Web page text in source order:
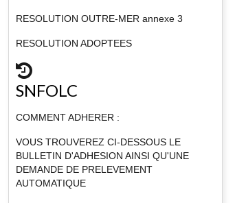
RESOLUTION OUTRE-MER annexe 3
RESOLUTION ADOPTEES
SNFOLC
COMMENT ADHERER :
VOUS TROUVEREZ CI-DESSOUS LE
BULLETIN D'ADHESION AINSI QU'UNE
DEMANDE DE PRELEVEMENT
AUTOMATIQUE